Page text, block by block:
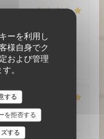
ーを利用し
様自身でク
および管理
。
する
を拒否する
する
Very friendly and
ー:5/5 品質-価格
Nice